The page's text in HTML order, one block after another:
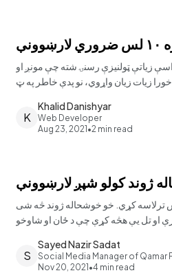
زیاتې ټولنیزې رسنۍ شته چې مونږ او
K
Khalid Danishyar
Web Developer
Aug 23, 2021 •2 min read
ژوند کولو شپږ لارښوونې
ترلاسه کړي. خو خوشحاله ژوند څه شی
S
Sayed Nazir Sadat
Social Media Manager of Qamar
Nov 20, 2021 •4 min read